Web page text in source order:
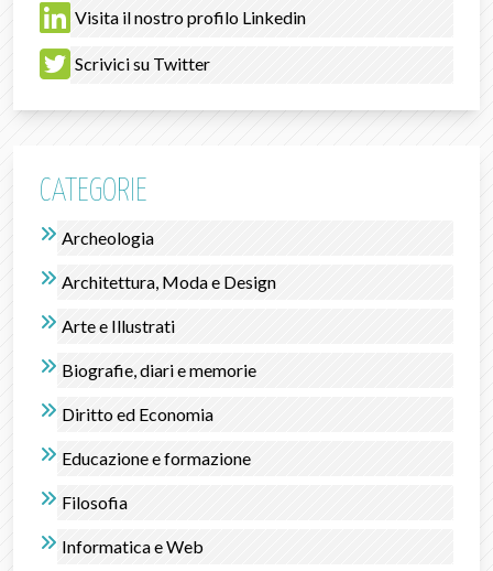
Visita il nostro profilo Linkedin
Scrivici su Twitter
CATEGORIE
Archeologia
Architettura, Moda e Design
Arte e Illustrati
Biografie, diari e memorie
Diritto ed Economia
Educazione e formazione
Filosofia
Informatica e Web